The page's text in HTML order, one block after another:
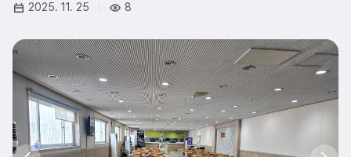
2025. 11. 25 8